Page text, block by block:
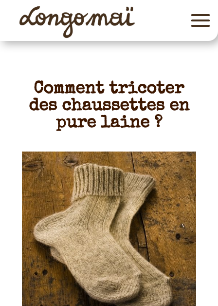
Comment tricoter
des chaussettes en
pure laine ?